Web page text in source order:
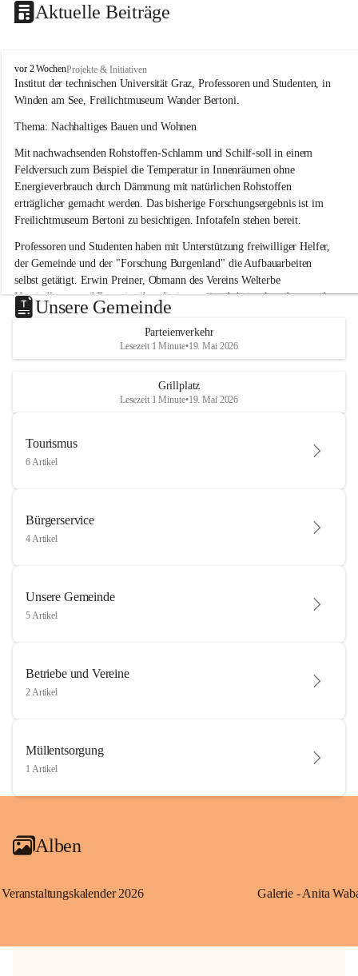
Aktuelle Beiträge
W
i
n
e
a
m
S
e
e
vor 2 WochenProjekte & Initiativen
Institut der technischen Universität Graz, Professoren und Studenten, in
Winden am See, Freilichtmuseum Wander Bertoni.
Thema: Nachhaltiges Bauen und Wohnen
Mit nachwachsenden Rohstoffen-Schlamm und Schilf-soll in einem
Feldversuch zum Beispiel die Temperatur in Innenräumen ohne
Energieverbrauch durch Dämmung mit natürlichen Rohstoffen
erträglicher gemacht werden. Das bisherige Forschungsergebnis ist im
Freilichtmuseum Bertoni zu besichtigen. Infotafeln stehen bereit.
Professoren und Studenten haben mit Unterstützung freiwilliger Helfer,
der Gemeinde und der "Forschung Burgenland" die Aufbauarbeiten
selbst getätigt. Erwin Preiner, Obmann des Vereins Welterbe
Neusiedlersee und Bgm. ist über die innovative Arbeit sehr erfreut und
hofft auf baldige praktische Anwendung der Forschungsergebnisse.
Gerade in Zeiten des Klimawandels ist jede technologische Innovation
wichtig!
Unsere Gemeinde
Parteienverkehr
Lesezeit 1 Minute•19. Mai 2026
Grillplatz
Lesezeit 1 Minute•19. Mai 2026
Tourismus
6 Artikel
Bürgerservice
4 Artikel
Unsere Gemeinde
5 Artikel
Betriebe und Vereine
2 Artikel
Müllentsorgung
1 Artikel
Alben
Veranstaltungskalender 2026 Galerie - Anita